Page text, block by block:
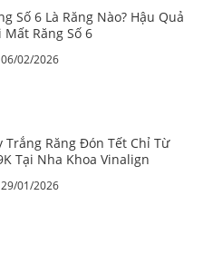
Số 6 Là Răng Nào? Hậu Quả
Mất Răng Số 6
06/02/2026
Trắng Răng Đón Tết Chỉ Từ
Tại Nha Khoa Vinalign
29/01/2026